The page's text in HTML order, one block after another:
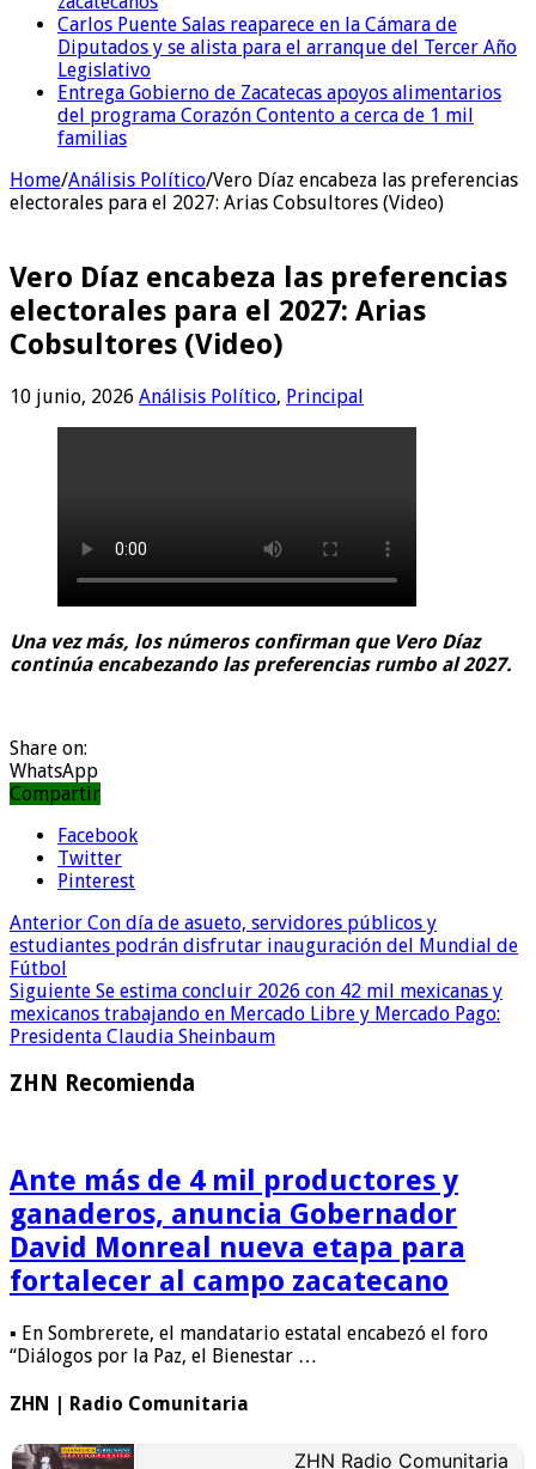
Carlos Puente Salas reaparece en la Cámara de
Diputados y se alista para el arranque del Tercer Año
Legislativo
Entrega Gobierno de Zacatecas apoyos alimentarios
del programa Corazón Contento a cerca de 1 mil
familias
Home/Análisis Político/Vero Díaz encabeza las preferencias
electorales para el 2027: Arias Cobsultores (Video)
Vero Díaz encabeza las preferencias
electorales para el 2027: Arias
Cobsultores (Video)
10 junio, 2026 Análisis Político, Principal
Una vez más, los números confirman que Vero Díaz
continúa encabezando las preferencias rumbo al 2027.
Share on:
WhatsApp
Compartir
Facebook
Twitter
Pinterest
Anterior Con día de asueto, servidores públicos y
estudiantes podrán disfrutar inauguración del Mundial de
Fútbol
Siguiente Se estima concluir 2026 con 42 mil mexicanas y
mexicanos trabajando en Mercado Libre y Mercado Pago:
Presidenta Claudia Sheinbaum
ZHN Recomienda
Ante más de 4 mil productores y
ganaderos, anuncia Gobernador
David Monreal nueva etapa para
fortalecer al campo zacatecano
▪ En Sombrerete, el mandatario estatal encabezó el foro
“Diálogos por la Paz, el Bienestar …
ZHN | Radio Comunitaria